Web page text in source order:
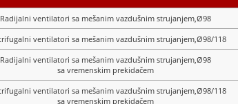
Radijalni ventilatori sa mešanim vazdušnim strujanjem,Ø98
ventilatori sa mešanim vazdušnim strujanjem,Ø98/118
Radijalni ventilatori sa mešanim vazdušnim strujanjem,Ø98
sa vremenskim prekidačem
ventilatori sa mešanim vazdušnim strujanjem,Ø98/118
sa vremenskim prekidačem